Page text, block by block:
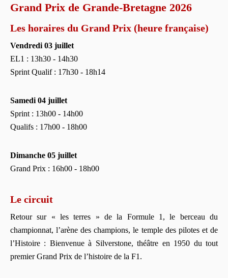
Grand Prix de Grande-Bretagne 2026
Les horaires du Grand Prix (heure française)
Vendredi 03 juillet
EL1 : 13h30 - 14h30
Sprint Qualif : 17h30 - 18h14
Samedi 04 juillet
Sprint : 13h00 - 14h00
Qualifs : 17h00 - 18h00
Dimanche 05 juillet
Grand Prix : 16h00 - 18h00
Le circuit
Retour sur « les terres » de la Formule 1, le berceau du
championnat, l’arène des champions, le temple des pilotes et de
l’Histoire : Bienvenue à Silverstone, théâtre en 1950 du tout
premier Grand Prix de l’histoire de la F1.